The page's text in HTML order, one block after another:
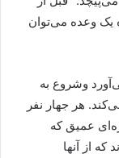
یک وعده می‌توان
وشروع به
هر جهار نفر
عمیق که
از آنها